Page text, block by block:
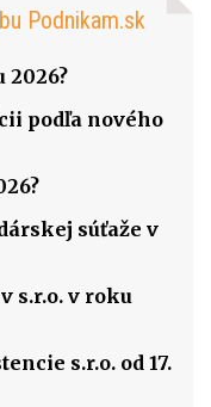
Podnikam.sk
2026?
podľa nového
súťaže v
s.r.o. v roku
s.r.o. od 17.